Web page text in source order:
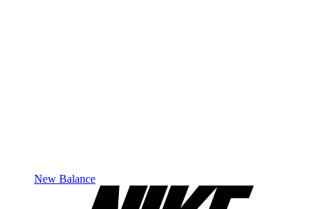
New Balance